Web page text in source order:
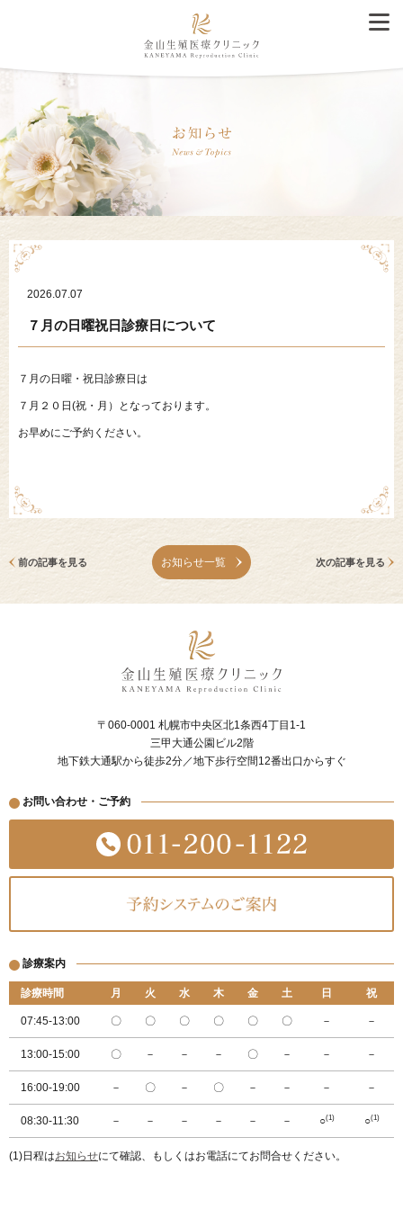
2026.07.07
７月の日曜祝日診療日について
７月の日曜・祝日診療日は
７月２０日(祝・月）となっております。
お早めにご予約ください。
前の記事を見る お知らせ一覧 次の記事を見る
〒060-0001 札幌市中央区北1条西4丁目1-1
三甲大通公園ビル2階
地下鉄大通駅から徒歩2分／地下歩行空間12番出口からすぐ
お問い合わせ・ご予約
診療案内
診療時間 月 火 水 木 金 土 日 祝
07:45-13:00 〇 〇 〇 〇 〇 〇 － －
13:00-15:00 〇 － － － 〇 － － －
16:00-19:00 － 〇 － 〇 － － － －
08:30-11:30 － － － － － － ○(1) ○(1)
(1)日程はお知らせにて確認、もしくはお電話にてお問合せください。